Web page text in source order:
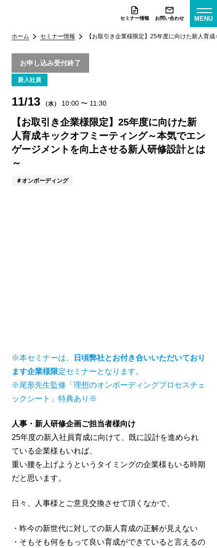
セミナー情報 お問い合わせ MENU
ホーム セミナー情報 【お取引き企業様限定】25年度に向けた新人育
お申し込み受付終了
新入社員
11/13 （水） 10:00 〜 11:30
【お取引き企業様限定】25年度に向けた新
人育成キックオフミーティング～本気でエン
ゲージメントを向上させる新人研修設計とは
～
オンボーディング
※本セミナーは、
日頃弊社とお付き合いいただいており
ます企業様限定セミナーとなります。
※尾形先生監修「理想のオンボーディングプロセスチェ
ックシート」特典あり※
人事・新人研修企画ご担当者様向け
25年度の新入社員育成に向けて、既に設計を進められ
ている企業様もいれば、
重い腰を上げようというタイミングの企業様もいる時期
だと思います。
日々、人事様とご意見交換させて頂くなかで、
・昨今の新世代に対しての新人育成の正解が見えない
・そもそも何をもって良い育成ができていると言えるの